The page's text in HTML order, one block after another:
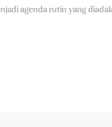
agenda rutin yang